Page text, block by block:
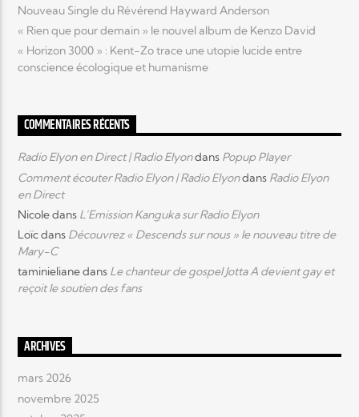
Nouveau Single du Révérend Hayward Anderson
« Rien que pour demain » le nouvel album de Kenzo David
« Horizon 3000 » : Kent-Zo trace une utopie lucide entre
conscience écologique et humanisme
COMMENTAIRES RÉCENTS
Radio Elyon en Direct | Radio Elyondans Popup Player
Comment écouter Radio Elyon | Radio Elyondans Radio Elyon
en Direct
Nicoledans L’Emission Kanguka sur Radio Elyon
Loïcdans Découvrez « Descends sur nous » le nouveau titre de
Mary-C
taminielianedans Le chanteur de gospel Jotta A devient gay et
reçoit le soutien des fans
ARCHIVES
mars 2026
novembre 2025